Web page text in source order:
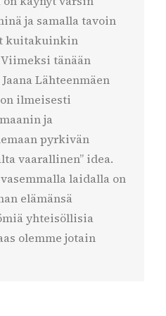
ja samalla tavoin
kuitakuinkin
tänään
Lähteenmäen
ilmeisesti
ja
pyrkivän
vaarallinen” idea.
laidalla on
elämänsä
yhteisöllisia
olemme jotain